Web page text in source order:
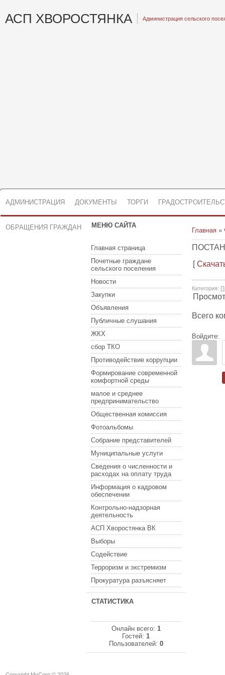
АСП ХВОРОСТЯНКА Администрация сельского
АДМИНИСТРАЦИЯ ДОКУМЕНТЫ ТОРГИ
ОБРАЩЕНИЯ ГРАЖДАН МЕНЮ САЙТА
Главная страница
Почетные граждане
сельского поселения
Новости
Закупки
Объявления
Публичные слушания
ЖКХ
сбор ТКО
Противодействие коррупции
Формирование современной
комфортной среды
малое и среднее
предпринимательство
Общественная комиссия
Фотоальбомы
Собрание представителей
Муниципальные услуги
Сведения о численности и
расходах на оплату труда
Информация о кадровом
обеспечении
Контрольно-надзорная
деятельность
АСП Хворостянка ВК
Выборы
Содействие
Терроризм и экстремизм
Прокуратура разъясняет
СТАТИСТИКА
Онлайн всего: 1
Гостей:1
Пользователей: 0
Главная »
[
Категория:
Всего
Войдите: